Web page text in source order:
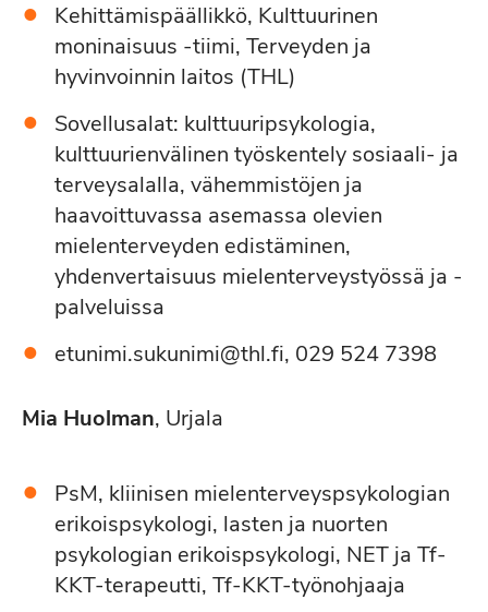
Kehittämispäällikkö, Kulttuurinen
moninaisuus -tiimi, Terveyden ja
hyvinvoinnin laitos (THL)
Sovellusalat: kulttuuripsykologia,
kulttuurienvälinen työskentely sosiaali- ja
terveysalalla, vähemmistöjen ja
haavoittuvassa asemassa olevien
mielenterveyden edistäminen,
yhdenvertaisuus mielenterveystyössä ja -
palveluissa
etunimi.sukunimi@thl.fi, 029 524 7398
Mia Huolman, Urjala
PsM, kliinisen mielenterveyspsykologian
erikoispsykologi, lasten ja nuorten
psykologian erikoispsykologi, NET ja Tf-
KKT-terapeutti, Tf-KKT-työnohjaaja